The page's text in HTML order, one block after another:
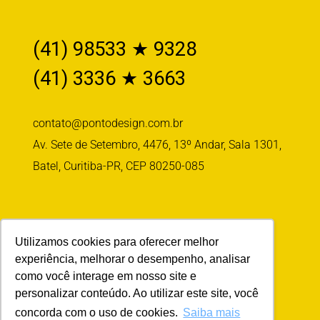
Utilizamos cookies para oferecer melhor
experiência, melhorar o desempenho, analisar
como você interage em nosso site e
personalizar conteúdo. Ao utilizar este site, você
concorda com o uso de cookies. Saiba mais
(41) 98533 ★ 9328
(41) 3336 ★ 3663
contato@pontodesign.com.br
Av. Sete de Setembro, 4476, 13º Andar, Sala 1301,
Batel, Curitiba-PR, CEP 80250-085